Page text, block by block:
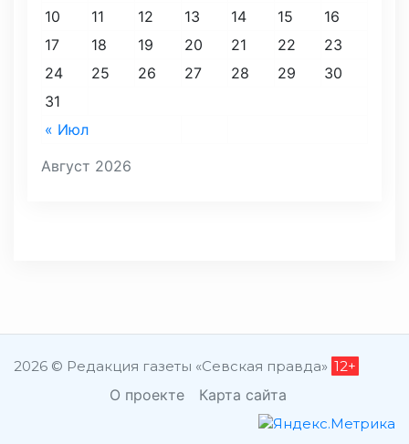
Август 2026
« Июл
10
11 12 13 14 15
16
17
18 19 20 21 22
23
24
25 26 27 28 29
30
31
2026 © Редакция газеты «Севская правда» 12+
О проекте Карта сайта